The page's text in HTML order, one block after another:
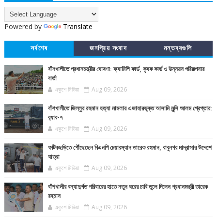
Powered by Translate
সর্বশেষ জনপ্রিয় সংবাদ মন্তব্যগুলি
বাঁশখালীতে প্রধানমন্ত্রীর ঘোষণা: ফ্যামিলি কার্ড, কৃষক কার্ড ও উন্নয়ন পরিকল্পনার
বার্তা
একুশে মিডিয়া Aug 09, 2026
বাঁশখালীতে জিল্লুর রহমান হত্যা মামলার এজাহারভুক্ত আসামি মুন্সি আলম গ্রেপ্তার:
র‍্যাব-৭
একুশে মিডিয়া Aug 09, 2026
ফটিকছড়িতে পৌঁছেছেন বিএনপি চেয়ারম্যান তারেক রহমান, বাবুনগর মাদ্রাসার উদ্দেশে
যাত্রা
একুশে মিডিয়া Aug 09, 2026
বাঁশখালীর বন্যাদুর্গত পরিবারের হাতে নতুন ঘরের চাবি তুলে দিলেন প্রধানমন্ত্রী তারেক
রহমান
একুশে মিডিয়া Aug 09, 2026